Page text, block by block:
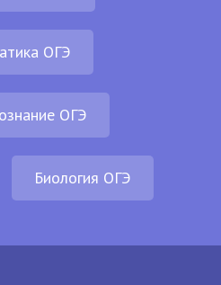
ОГЭ
ОГЭ
Биология ОГЭ